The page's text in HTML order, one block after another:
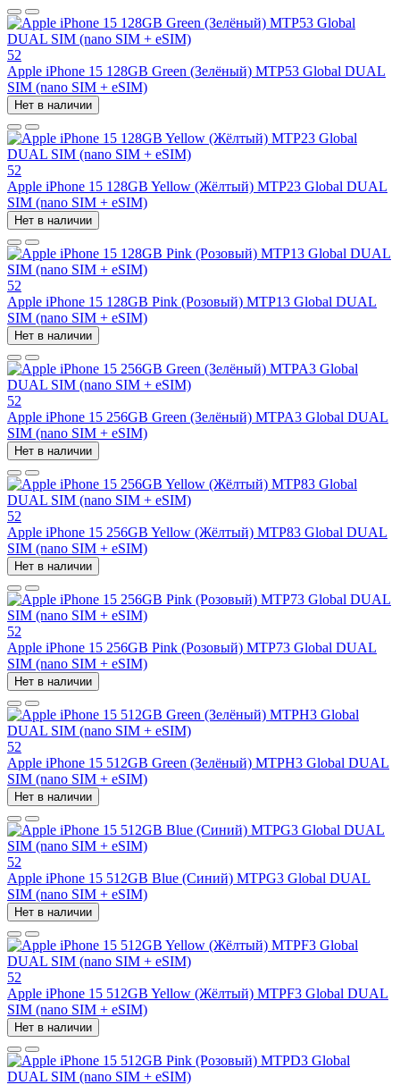
52
Apple iPhone 15 128GB Green (Зелёный) MTP53 Global DUAL
SIM (nano SIM + eSIM)
Нет в наличии
52
Apple iPhone 15 128GB Yellow (Жёлтый) MTP23 Global DUAL
SIM (nano SIM + eSIM)
Нет в наличии
52
Apple iPhone 15 128GB Pink (Розовый) MTP13 Global DUAL
SIM (nano SIM + eSIM)
Нет в наличии
52
Apple iPhone 15 256GB Green (Зелёный) MTPA3 Global DUAL
SIM (nano SIM + eSIM)
Нет в наличии
52
Apple iPhone 15 256GB Yellow (Жёлтый) MTP83 Global DUAL
SIM (nano SIM + eSIM)
Нет в наличии
52
Apple iPhone 15 256GB Pink (Розовый) MTP73 Global DUAL
SIM (nano SIM + eSIM)
Нет в наличии
52
Apple iPhone 15 512GB Green (Зелёный) MTPH3 Global DUAL
SIM (nano SIM + eSIM)
Нет в наличии
52
Apple iPhone 15 512GB Blue (Синий) MTPG3 Global DUAL
SIM (nano SIM + eSIM)
Нет в наличии
52
Apple iPhone 15 512GB Yellow (Жёлтый) MTPF3 Global DUAL
SIM (nano SIM + eSIM)
Нет в наличии